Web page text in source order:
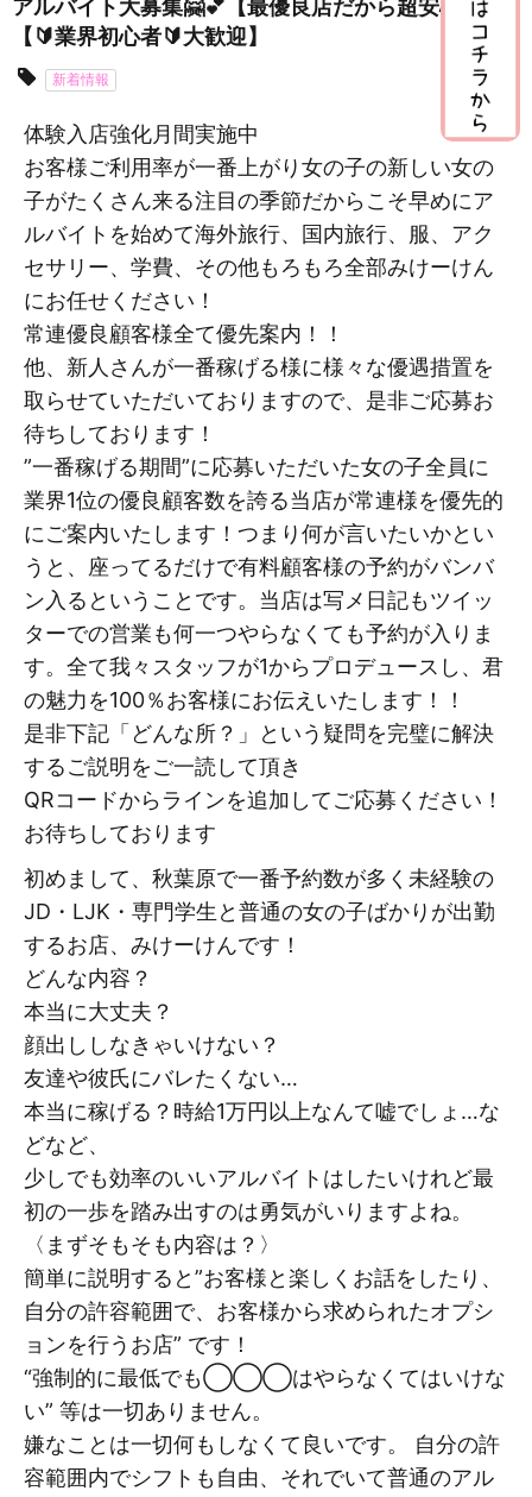
アルバイト大募集🤗💕【最優良店だから超安心🎶】
【🔰業界初心者🔰大歓迎】
新着情報
体験入店強化月間実施中
お客様ご利用率が一番上がり女の子の新しい女の
子がたくさん来る注目の季節だからこそ早めにア
ルバイトを始めて海外旅行、国内旅行、服、アク
セサリー、学費、その他もろもろ全部みけーけん
にお任せください！
常連優良顧客様全て優先案内！！
他、新人さんが一番稼げる様に様々な優遇措置を
取らせていただいておりますので、是非ご応募お
待ちしております！
”一番稼げる期間”に応募いただいた女の子全員に
業界1位の優良顧客数を誇る当店が常連様を優先的
にご案内いたします！つまり何が言いたいかとい
うと、座ってるだけで有料顧客様の予約がバンバ
ン入るということです。当店は写メ日記もツイッ
ターでの営業も何一つやらなくても予約が入りま
す。全て我々スタッフが1からプロデュースし、君
の魅力を100％お客様にお伝えいたします！！
是非下記「どんな所？」という疑問を完璧に解決
するご説明をご一読して頂き
QRコードからラインを追加してご応募ください！
お待ちしております
初めまして、秋葉原で一番予約数が多く未経験の
JD・LJK・専門学生と普通の女の子ばかりが出勤
するお店、みけーけんです！
どんな内容？
本当に大丈夫？
顔出ししなきゃいけない？
友達や彼氏にバレたくない…
本当に稼げる？時給1万円以上なんて嘘でしょ…な
どなど、
少しでも効率のいいアルバイトはしたいけれど最
初の一歩を踏み出すのは勇気がいりますよね。
〈まずそもそも内容は？〉
簡単に説明すると”お客様と楽しくお話をしたり、
自分の許容範囲で、お客様から求められたオプシ
ョンを行うお店” です！
“強制的に最低でも◯◯◯はやらなくてはいけな
い” 等は一切ありません。
嫌なことは一切何もしなくて良いです。 自分の許
容範囲内でシフトも自由、それでいて普通のアル